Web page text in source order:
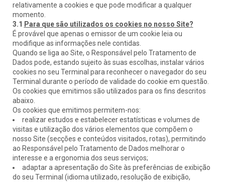
relativamente a cookies e que pode modificar a qualquer
momento.
3.1 Para que são utilizados os cookies no nosso Site?
É provável que apenas o emissor de um cookie leia ou
modifique as informações nele contidas.
Quando se liga ao Site, o Responsável pelo Tratamento de
Dados pode, estando sujeito às suas escolhas, instalar vários
cookies no seu Terminal para reconhecer o navegador do seu
Terminal durante o período de validade do cookie em questão.
Os cookies que emitimos são utilizados para os fins descritos
abaixo.
Os cookies que emitimos permitem-nos:
realizar estudos e estabelecer estatísticas e volumes de
visitas e utilização dos vários elementos que compõem o
nosso Site (secções e conteúdos visitados, rotas), permitindo
ao Responsável pelo Tratamento de Dados melhorar o
interesse e a ergonomia dos seus serviços;
adaptar a apresentação do Site às preferências de exibição
do seu Terminal (idioma utilizado, resolução de exibição,